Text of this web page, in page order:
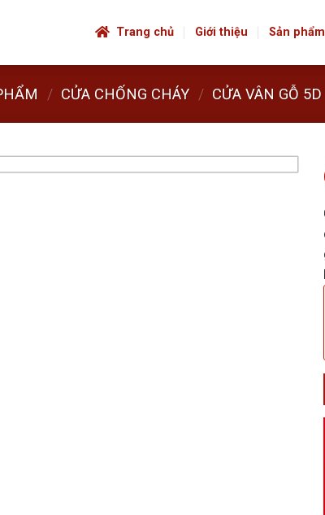
Trang chủ Giới thiệu Sản phẩm
/ CỬA CHỐNG CHÁY / CỬA VÂN GỖ 5D